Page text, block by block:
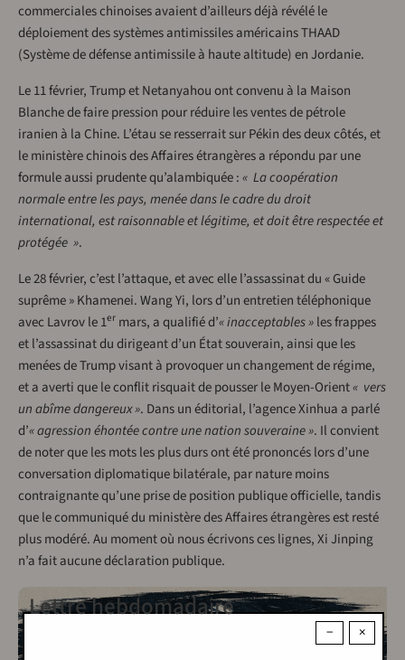
commerciales chinoises avaient d’ailleurs déjà révélé le
déploiement des systèmes antimissiles américains THAAD
(Système de défense antimissile à haute altitude) en Jordanie.
Le 11 février, Trump et Netanyahou ont convenu à la Maison
Blanche de faire pression pour réduire les ventes de pétrole
iranien à la Chine. L’étau se resserrait sur Pékin des deux côtés, et
le ministère chinois des Affaires étrangères a répondu par une
formule aussi prudente qu’alambiquée :« La coopération
normale entre les pays, menée dans le cadre du droit
international, est raisonnable et légitime, et doit être respectée et
protégée ».
Le 28 février, c’est l’attaque, et avec elle l’assassinat du « Guide
suprême » Khamenei. Wang Yi, lors d’un entretien téléphonique
avec Lavrov le 1er mars, a qualifié d’« inacceptables »les frappes
et l’assassinat du dirigeant d’un État souverain, ainsi que les
menées de Trump visant à provoquer un changement de régime,
et a averti que le conflit risquait de pousser le Moyen-Orient« vers
un abîme dangereux ». Dans un éditorial, l’agence Xinhua a parlé
d’« agression éhontée contre une nation souveraine ». Il convient
de noter que les mots les plus durs ont été prononcés lors d’une
conversation diplomatique bilatérale, par nature moins
contraignante qu’une prise de position publique officielle, tandis
que le communiqué du ministère des Affaires étrangères est resté
plus modéré. Au moment où nous écrivons ces lignes, Xi Jinping
n’a fait aucune déclaration publique.
×
−
Lettre hebdomadaire